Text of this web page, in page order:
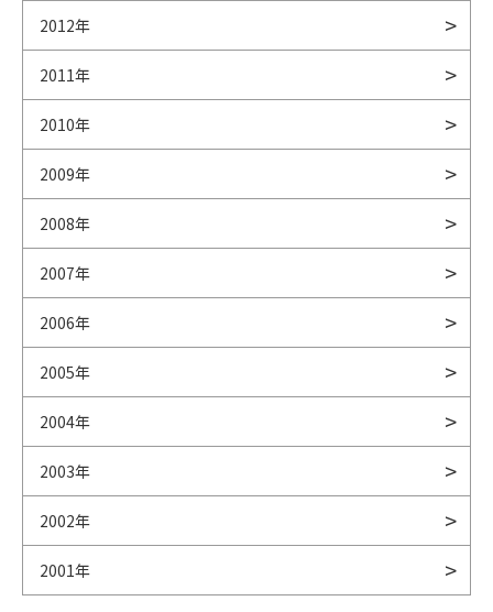
2012年
2011年
2010年
2009年
2008年
2007年
2006年
2005年
2004年
2003年
2002年
2001年